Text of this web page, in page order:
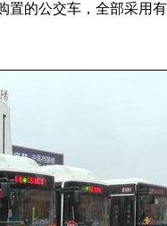
的公交车，全部采用